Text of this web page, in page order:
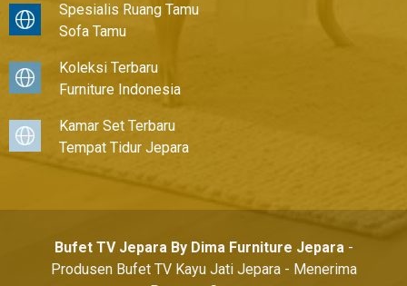
Spesialis Ruang Tamu
Sofa Tamu
Koleksi Terbaru
Furniture Indonesia
Kamar Set Terbaru
Tempat Tidur Jepara
Bufet TV Jepara By Dima Furniture Jepara-
Produsen Bufet TV Kayu Jati Jepara - Menerima